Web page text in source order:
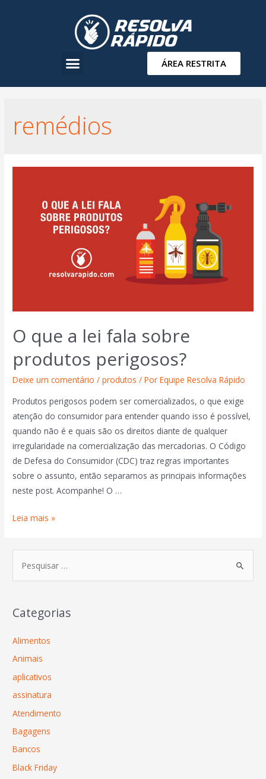
ÁREA RESTRITA
remédios
O que a lei fala sobre
produtos perigosos?
Deixe um comentário /produtos / PorEquipe Resolva Rápido
Produtos perigosos podem ser comercializados, o que exige
atenção do consumidor para entender quando isso é possível,
quando não é e quais são os direitos diante de qualquer
irregularidade na comercialização das mercadorias. O Código
de Defesa do Consumidor (CDC) traz regras importantes
sobre o assunto, então separamos as principais informações
neste post. Acompanhe! O …
Leia mais »
Categorias
Alimentos
Animais
aplicativos
assinatura
Atendimento
Bagagens
Bancos
Black Friday